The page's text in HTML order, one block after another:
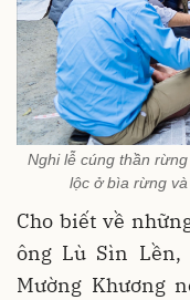
Nghi lễ cúng thần
lộc ở bìa rừng
Cho biết về
ông Lù Sìn Lền,
Mường Khương